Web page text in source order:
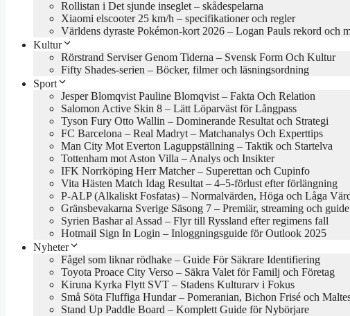
Rollistan i Det sjunde inseglet – skådespelarna
Xiaomi elscooter 25 km/h – specifikationer och regler
Världens dyraste Pokémon-kort 2026 – Logan Pauls rekord och
Kultur
Rörstrand Serviser Genom Tiderna – Svensk Form Och Kultur
Fifty Shades-serien – Böcker, filmer och läsningsordning
Sport
Jesper Blomqvist Pauline Blomqvist – Fakta Och Relation
Salomon Active Skin 8 – Lätt Löparväst för Långpass
Tyson Fury Otto Wallin – Dominerande Resultat och Strategi
FC Barcelona – Real Madryt – Matchanalys Och Experttips
Man City Mot Everton Laguppställning – Taktik och Startelva
Tottenham mot Aston Villa – Analys och Insikter
IFK Norrköping Herr Matcher – Superettan och Cupinfo
Vita Hästen Match Idag Resultat – 4–5-förlust efter förlängning
P-ALP (Alkaliskt Fosfatas) – Normalvärden, Höga och Låga
Gränsbevakarna Sverige Säsong 7 – Premiär, streaming och guide
Syrien Bashar al Assad – Flyr till Ryssland efter regimens fall
Hotmail Sign In Login – Inloggningsguide för Outlook 2025
Nyheter
Fågel som liknar rödhake – Guide För Säkrare Identifiering
Toyota Proace City Verso – Säkra Valet för Familj och Företag
Kiruna Kyrka Flytt SVT – Stadens Kulturarv i Fokus
Små Söta Fluffiga Hundar – Pomeranian, Bichon Frisé och
Stand Up Paddle Board – Komplett Guide för Nybörjare